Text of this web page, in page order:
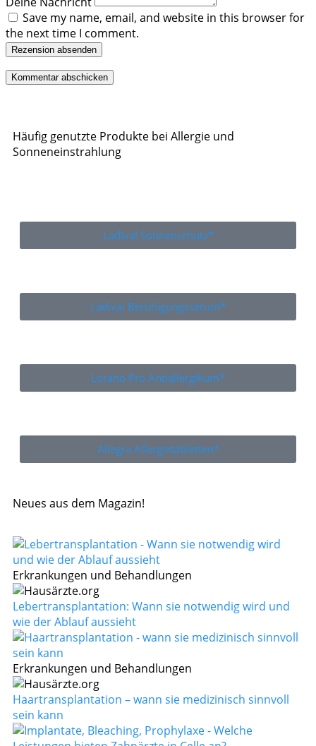
Save my name, email, and website in this browser for
the next time I comment.
Rezension absenden
Häufig genutzte Produkte bei Allergie und
Sonneneinstrahlung
Ladival Sonnenschutz*
Ladival Beruhigungsserum*
Lorano Pro Antiallergikum*
Allegra Allergietabletten*
Neues aus dem Magazin!
Erkrankungen und Behandlungen
Lebertransplantation: Wann sie notwendig wird und
wie der Ablauf aussieht
Erkrankungen und Behandlungen
Haartransplantation – wann sie medizinisch sinnvoll
sein kann